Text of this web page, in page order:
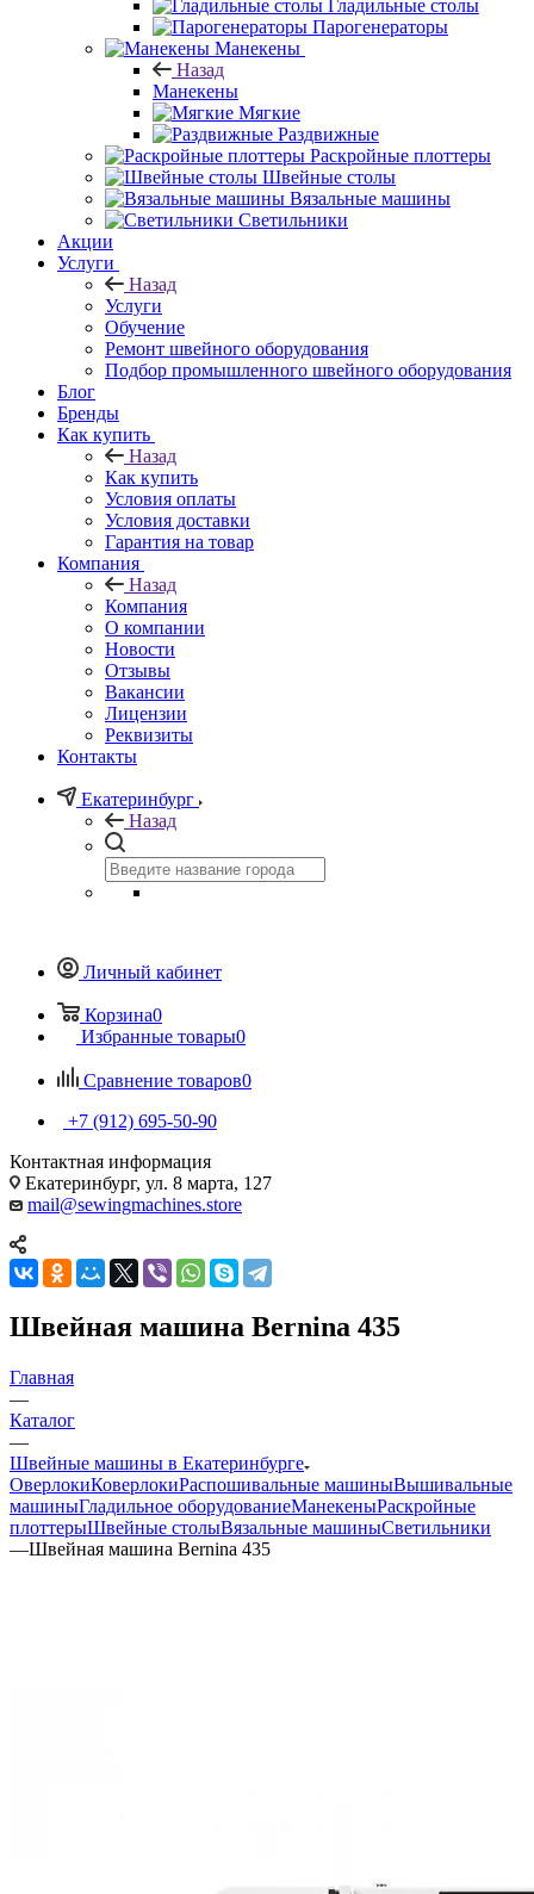
Гладильные столы
Парогенераторы
Манекены
Назад
Манекены
Мягкие
Раздвижные
Раскройные плоттеры
Швейные столы
Вязальные машины
Светильники
Акции
Услуги
Назад
Услуги
Обучение
Ремонт швейного оборудования
Подбор промышленного швейного оборудования
Блог
Бренды
Как купить
Назад
Как купить
Условия оплаты
Условия доставки
Гарантия на товар
Компания
Назад
Компания
О компании
Новости
Отзывы
Вакансии
Лицензии
Реквизиты
Контакты
Екатеринбург
Назад
Личный кабинет
Корзина0
Избранные товары0
Сравнение товаров0
+7 (912) 695-50-90
Контактная информация
Екатеринбург, ул. 8 марта, 127
mail@sewingmachines.store
Швейная машина Bernina 435
Главная
—
Каталог
—
Швейные машины в Екатеринбурге
ОверлокиКоверлокиРаспошивальные машиныВышивальные
машиныГладильное оборудованиеМанекеныРаскройные
плоттерыШвейные столыВязальные машиныСветильники
—Швейная машина Bernina 435